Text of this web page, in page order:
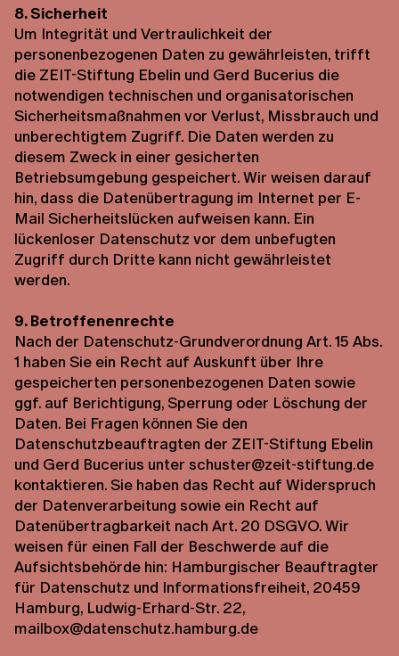
8. Sicherheit
Um Integrität und Vertraulichkeit der
personenbezogenen Daten zu gewährleisten, trifft
die ZEIT-Stiftung Ebelin und Gerd Bucerius die
notwendigen technischen und organisatorischen
Sicherheitsmaßnahmen vor Verlust, Missbrauch und
unberechtigtem Zugriff. Die Daten werden zu
diesem Zweck in einer gesicherten
Betriebsumgebung gespeichert. Wir weisen darauf
hin, dass die Datenübertragung im Internet per E-
Mail Sicherheitslücken aufweisen kann. Ein
lückenloser Datenschutz vor dem unbefugten
Zugriff durch Dritte kann nicht gewährleistet
werden.
9. Betroffenenrechte
Nach der Datenschutz-Grundverordnung Art. 15 Abs.
1 haben Sie ein Recht auf Auskunft über Ihre
gespeicherten personenbezogenen Daten sowie
ggf. auf Berichtigung, Sperrung oder Löschung der
Daten. Bei Fragen können Sie den
Datenschutzbeauftragten der ZEIT-Stiftung Ebelin
und Gerd Bucerius unter schuster@zeit-stiftung.de
kontaktieren. Sie haben das Recht auf Widerspruch
der Datenverarbeitung sowie ein Recht auf
Datenübertragbarkeit nach Art. 20 DSGVO. Wir
weisen für einen Fall der Beschwerde auf die
Aufsichtsbehörde hin: Hamburgischer Beauftragter
für Datenschutz und Informationsfreiheit, 20459
Hamburg, Ludwig-Erhard-Str. 22,
mailbox@datenschutz.hamburg.de